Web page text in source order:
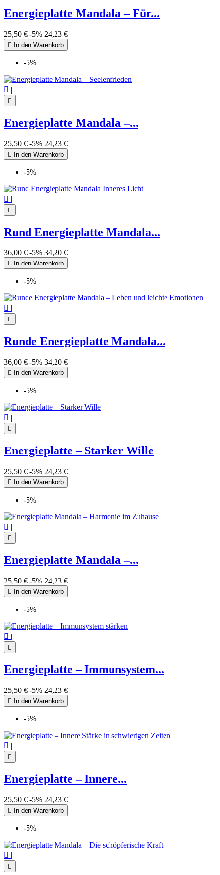
Energieplatte Mandala – Für...
25,50 € -5% 24,23 €
 In den Warenkorb
-5%
 |

Energieplatte Mandala –...
25,50 € -5% 24,23 €
 In den Warenkorb
-5%
 |

Rund Energieplatte Mandala...
36,00 € -5% 34,20 €
 In den Warenkorb
-5%


Runde Energieplatte Mandala...
36,00 € -5% 34,20 €
 In den Warenkorb
-5%
 |

Energieplatte – Starker Wille
25,50 € -5% 24,23 €
 In den Warenkorb
-5%
 |

Energieplatte Mandala –...
25,50 € -5% 24,23 €
 In den Warenkorb
-5%
 |

Energieplatte – Immunsystem...
25,50 € -5% 24,23 €
 In den Warenkorb
-5%
 |

Energieplatte – Innere...
25,50 € -5% 24,23 €
 In den Warenkorb
-5%
 |
